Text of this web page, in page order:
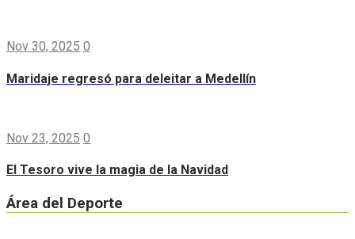
Nov 30, 2025 0
Maridaje regresó para deleitar a Medellín
Nov 23, 2025 0
El Tesoro vive la magia de la Navidad
Área del Deporte